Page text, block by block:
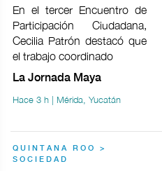
En el tercer Encuentro de
Participación Ciudadana,
Cecilia Patrón destacó que
el trabajo coordinado
La Jornada Maya
Hace 3 h | Mérida, Yucatán
QUINTANA ROO >
SOCIEDAD